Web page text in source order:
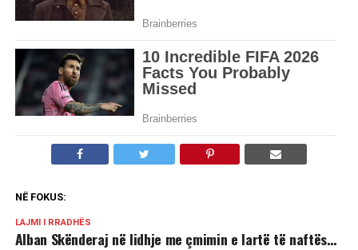
NË FOKUS:
LAJMI I RRADHËS
Alban Skënderaj në lidhje me çmimin e lartë të naftës…